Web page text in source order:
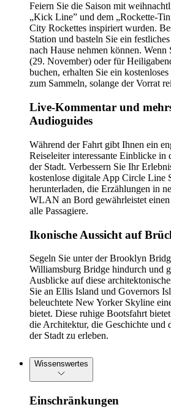
Feiern Sie die Saison mit
„Kick Line” und dem „Rockette-
City Rockettes inspiriert wurden.
Station und basteln Sie ein
nach Hause nehmen können.
(29. November) oder für
buchen, erhalten Sie ein
zum Sammeln, solange der Vorrat
Live-Kommentar und
Audioguides
Während der Fahrt gibt Ihnen ein
Reiseleiter interessante Einblicke in
der Stadt. Verbessern Sie Ihr
kostenlose digitale App Circle Line
herunterladen, die Erzählungen in
WLAN an Bord gewährleistet
alle Passagiere.
Ikonische Aussicht auf
Segeln Sie unter der Brooklyn
Williamsburg Bridge hindurch und
Ausblicke auf diese
Sie an Ellis Island und Governors
beleuchtete New Yorker Skyline
bietet. Diese ruhige Bootsfahrt
die Architektur, die Geschichte und
der Stadt zu erleben.
Wissenswertes
Einschränkungen